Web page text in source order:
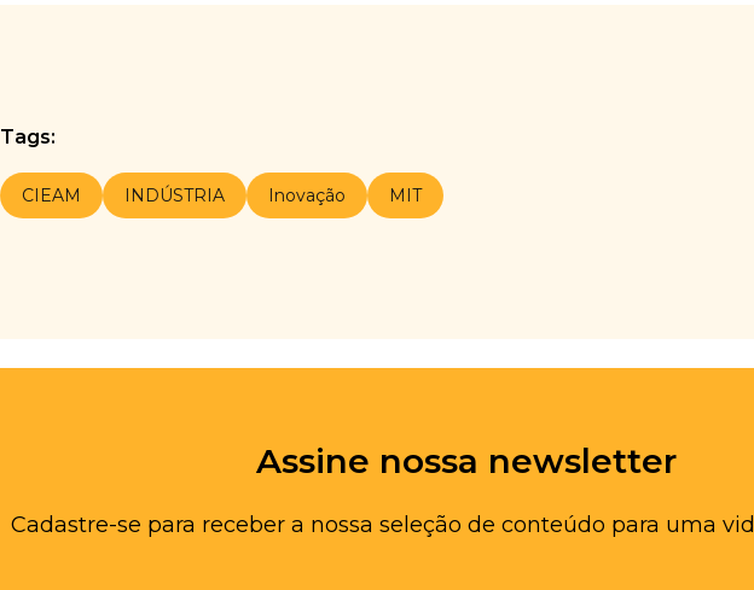
Tags:
CIEAM INDÚSTRIA Inovação MIT
Assine nossa newsletter
Cadastre-se para receber a nossa seleção de conteúdo para uma